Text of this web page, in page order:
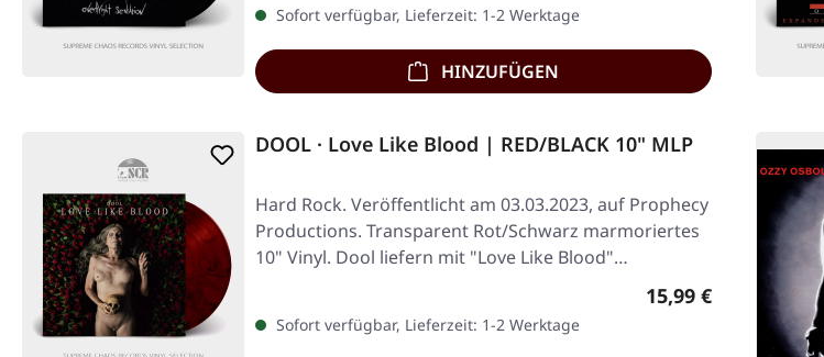
Sofort verfügbar, Lieferzeit: 1-2 Werktage
HINZUFÜGEN
DOOL · Love Like Blood | RED/BLACK 10" MLP
Hard Rock. Veröffentlicht am 03.03.2023, auf Prophecy
Productions. Transparent Rot/Schwarz marmoriertes
10" Vinyl. Dool liefern mit "Love Like Blood"…
Regulärer Preis:
15,99 €
Sofort verfügbar, Lieferzeit: 1-2 Werktage